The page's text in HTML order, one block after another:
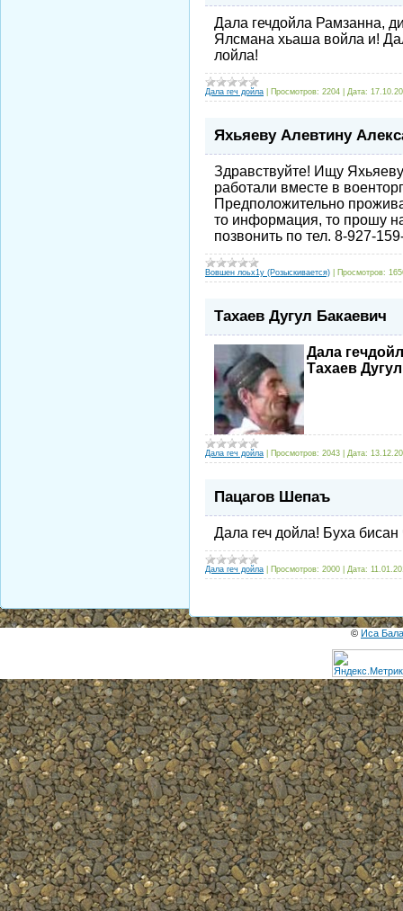
Дала гечдойла Рамзанна,
Ялсмана хьаша войла и!
лойла!
Дала геч дойла Просмотров: 2204 Дата:
Яхьяеву Алевтину
Здравствуйте! Ищу
работали вместе в
Предположительно
то информация, то прошу
позвонить по тел. 8-927-
Вовшен лоьх1у (Розыскивается) Просмотров:
Тахаев Дугул Бакаевич
Дала
Тахаев
Дала геч дойла Просмотров: 2043 Дата:
Пацагов Шепаъ
Дала геч дойла! Буха
Дала геч дойла Просмотров: 2000 Дата:
© Иса